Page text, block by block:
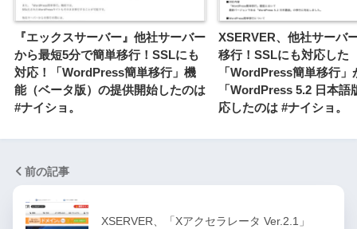
『エックスサーバー』他社サーバー
から最短5分で簡単移行！SSLにも
対応！「WordPress簡単移行」機
能（ベータ版）の提供開始したのは
#ナイショ。
XSERVER、他社サーバ
移行！SSLにも対応した
「WordPress簡単移行」
「WordPress 5.2 日本語
応したのは #ナイショ。
前の記事
XSERVER、「Xアクセラレータ Ver.2.1」